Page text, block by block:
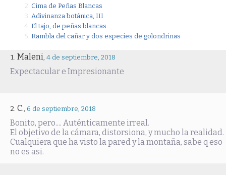
Cima de Peñas Blancas
Adivinanza botánica, III
El tajo, de peñas blancas
Rambla del cañar y dos especies de golondrinas
Maleni, 4 de septiembre, 2018
Expectacular e Impresionante
C., 6 de septiembre, 2018
Bonito, pero.... Auténticamente irreal.
El objetivo de la cámara, distorsiona, y mucho la realidad.
Cualquiera que ha visto la pared y la montaña, sabe q eso
no es asi.